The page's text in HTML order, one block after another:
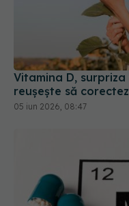
Vitamina D,
reușește să
05 iun 2026, 08:47